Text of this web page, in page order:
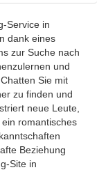
Service in
dank eines
zur Suche nach
und
Sie mit
zu finden und
neue Leute,
romantisches
Beziehung
Site in